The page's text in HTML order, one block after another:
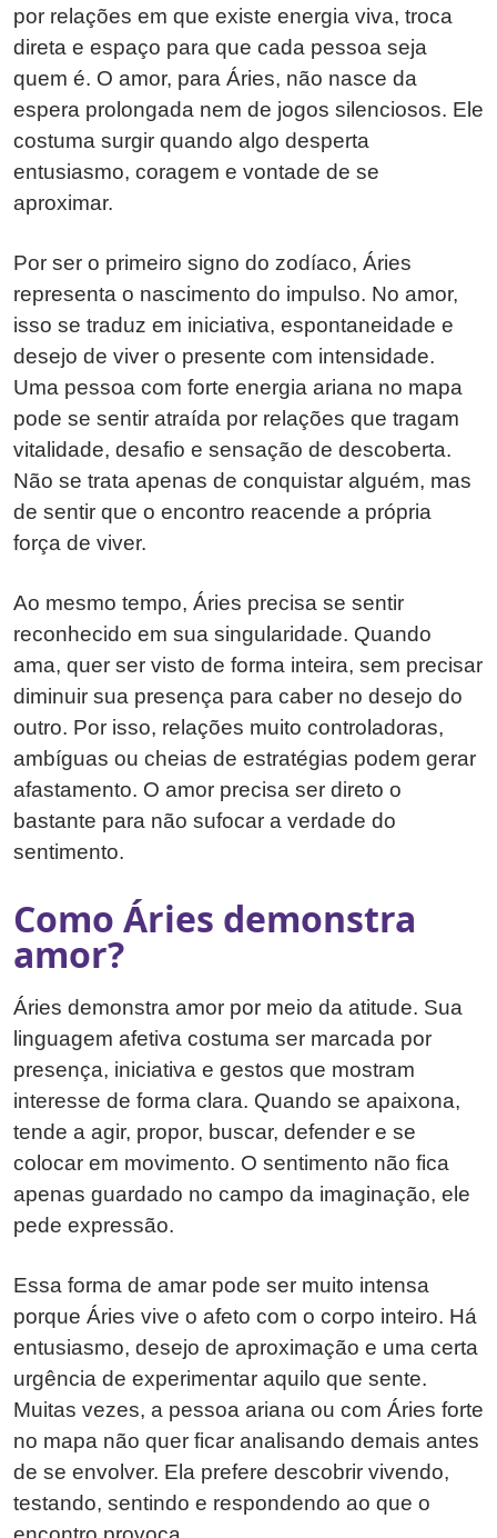
por relações em que existe energia viva, troca
direta e espaço para que cada pessoa seja
quem é. O amor, para Áries, não nasce da
espera prolongada nem de jogos silenciosos. Ele
costuma surgir quando algo desperta
entusiasmo, coragem e vontade de se
aproximar.
Por ser o primeiro signo do zodíaco, Áries
representa o nascimento do impulso. No amor,
isso se traduz em iniciativa, espontaneidade e
desejo de viver o presente com intensidade.
Uma pessoa com forte energia ariana no mapa
pode se sentir atraída por relações que tragam
vitalidade, desafio e sensação de descoberta.
Não se trata apenas de conquistar alguém, mas
de sentir que o encontro reacende a própria
força de viver.
Ao mesmo tempo, Áries precisa se sentir
reconhecido em sua singularidade. Quando
ama, quer ser visto de forma inteira, sem precisar
diminuir sua presença para caber no desejo do
outro. Por isso, relações muito controladoras,
ambíguas ou cheias de estratégias podem gerar
afastamento. O amor precisa ser direto o
bastante para não sufocar a verdade do
sentimento.
Como Áries demonstra
amor?
Áries demonstra amor por meio da atitude. Sua
linguagem afetiva costuma ser marcada por
presença, iniciativa e gestos que mostram
interesse de forma clara. Quando se apaixona,
tende a agir, propor, buscar, defender e se
colocar em movimento. O sentimento não fica
apenas guardado no campo da imaginação, ele
pede expressão.
Essa forma de amar pode ser muito intensa
porque Áries vive o afeto com o corpo inteiro. Há
entusiasmo, desejo de aproximação e uma certa
urgência de experimentar aquilo que sente.
Muitas vezes, a pessoa ariana ou com Áries forte
no mapa não quer ficar analisando demais antes
de se envolver. Ela prefere descobrir vivendo,
testando, sentindo e respondendo ao que o